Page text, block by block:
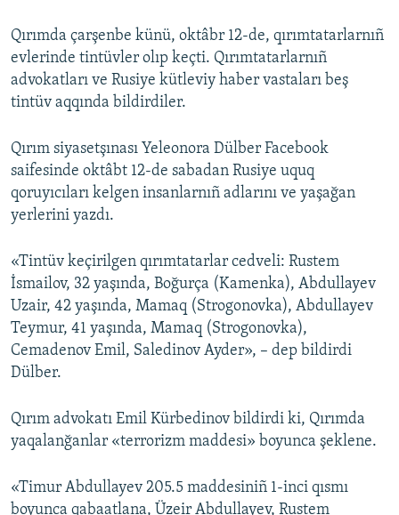
Qırımda çarşenbe künü, oktâbr 12-de, qırımtatarlarnıñ
evlerinde tintüvler olıp keçti. Qırımtatarlarnıñ
advokatları ve Rusiye kütleviy haber vastaları beş
tintüv aqqında bildirdiler.
Qırım siyasetşınası Yeleonora Dülber Facebook
saifesinde oktâbt 12-de sabadan Rusiye uquq
qoruyıcıları kelgen insanlarnıñ adlarını ve yaşağan
yerlerini yazdı.
«Tintüv keçirilgen qırımtatarlar cedveli: Rustem
İsmailov, 32 yaşında, Boğurça (Kamenka), Abdullayev
Uzair, 42 yaşında, Mamaq (Strogonovka), Abdullayev
Teymur, 41 yaşında, Mamaq (Strogonovka),
Cemadenov Emil, Saledinov Ayder», – dep bildirdi
Dülber.
Qırım advokatı Emil Kürbedinov bildirdi ki, Qırımda
yaqalanğanlar «terrorizm maddesi» boyunca şeklene.
«Timur Abdullayev 205.5 maddesiniñ 1-inci qısmı
boyunca qabaatlana, Üzeir Abdullayev, Rustem